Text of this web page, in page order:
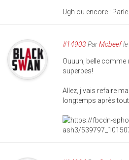
Ugh ou encore :
#14903 ParMcbeefle
Ouuuh, belle comme
superbes!
Allez, j'vais refaire
longtemps après tout.